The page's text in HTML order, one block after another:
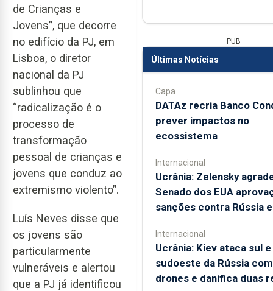
de Crianças e
Jovens”, que decorre
no edifício da PJ, em
Lisboa, o diretor
nacional da PJ
sublinhou que
“radicalização é o
processo de
transformação
pessoal de crianças e
jovens que conduz ao
extremismo violento”.
Luís Neves disse que
os jovens são
particularmente
vulneráveis e alertou
que a PJ já identificou
PUB
Últimas Notícias
Capa
DATAz recria Banco
prever impactos no
ecossistema
Internacional
Ucrânia: Zelensky
Senado dos EUA
sanções contra Rússia
Internacional
Ucrânia: Kiev ataca sul e
sudoeste da Rússia
drones e danifica duas